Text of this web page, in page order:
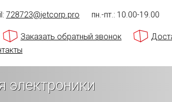
728723@jetcorp.pro пн.-пт.: 10.00-19.00
Заказать обратный звонок
электроники